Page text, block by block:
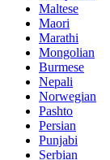
Maltese
Maori
Marathi
Mongolian
Burmese
Nepali
Norwegian
Pashto
Persian
Punjabi
Serbian